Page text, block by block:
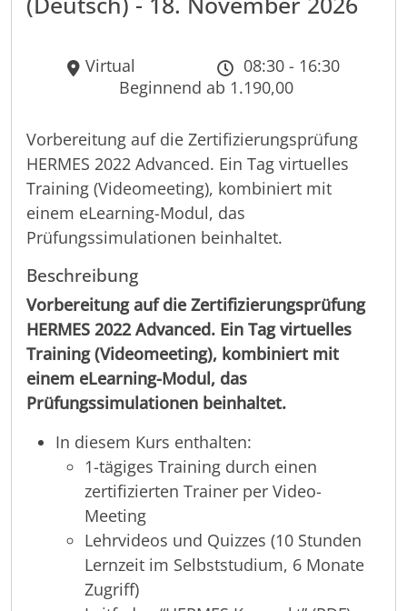
Virtual
08:30 - 16:30
Beginnend ab 1.190,00
Vorbereitung auf die Zertifizierungsprüfung
HERMES 2022 Advanced. Ein Tag virtuelles
Training (Videomeeting), kombiniert mit
einem eLearning-Modul, das
Prüfungssimulationen beinhaltet.
Beschreibung
Vorbereitung auf die Zertifizierungsprüfung
HERMES 2022 Advanced. Ein Tag virtuelles
Training (Videomeeting), kombiniert mit
einem eLearning-Modul, das
Prüfungssimulationen beinhaltet.
In diesem Kurs enthalten:
1-tägiges Training durch einen
zertifizierten Trainer per Video-
Meeting
Lehrvideos und Quizzes (10 Stunden
Lernzeit im Selbststudium, 6 Monate
Zugriff)